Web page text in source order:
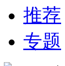
推荐
专题